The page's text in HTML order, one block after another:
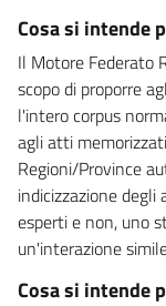
Cosa si intende
Il Motore Federato
scopo di proporre
l'intero corpus
agli atti
Regioni/Province
indicizzazione
esperti e non, uno
un'interazione
Cosa si intende